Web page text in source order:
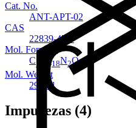
Cat. No.
ANT-APT-02
CAS
22839-47-0
Mol. Formula
C
H18N2O
Mol. Weight
294.31
Impurezas (4)